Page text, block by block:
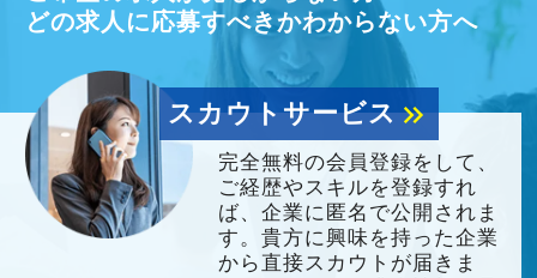
どの求人に応募すべきかわからない方へ
スカウトサービスkeyboard_double_arrow_right
完全無料の会員登録をして、
ご経歴やスキルを登録すれ
ば、企業に匿名で公開されま
す。貴方に興味を持った企業
から直接スカウトが届きま